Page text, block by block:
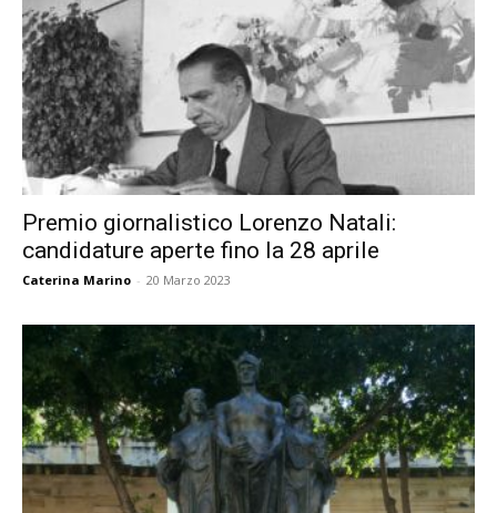
Premio giornalistico Lorenzo Natali:
candidature aperte fino la 28 aprile
Caterina Marino - 20 Marzo 2023